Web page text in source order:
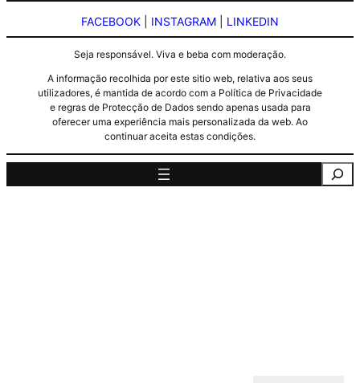
FACEBOOK INSTAGRAM LINKEDIN
Seja responsável. Viva e beba com moderação.
A informação recolhida por este sitio web, relativa aos seus
utilizadores, é mantida de acordo com a Política de Privacidade
e regras de Protecção de Dados sendo apenas usada para
oferecer uma experiência mais personalizada da web. Ao
continuar aceita estas condições.